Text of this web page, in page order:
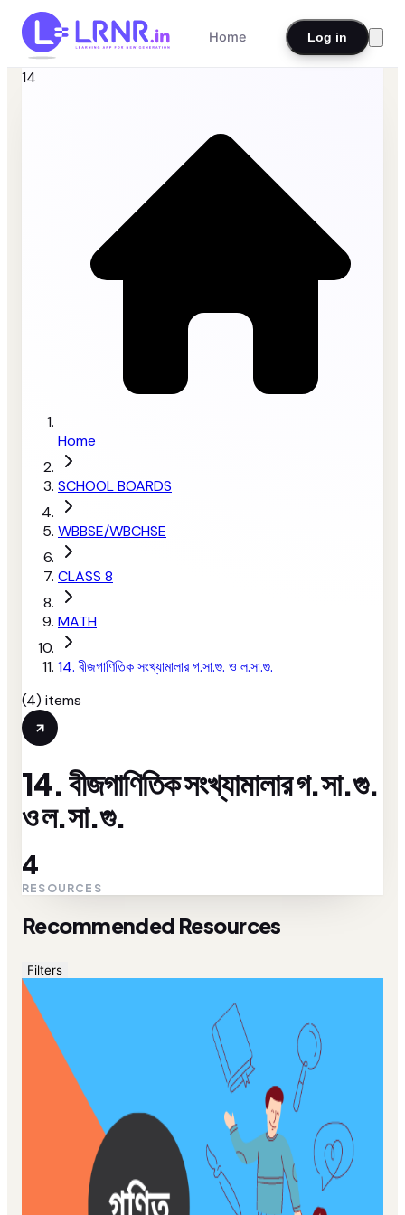
Home Log in
14
Home
SCHOOL BOARDS
WBBSE/WBCHSE
CLASS 8
MATH
14. বীজগাণিতিক সংখ্যামালার গ.সা.গু. ও ল.সা.গু.
(4) items
14. বীজগাণিতিক সংখ্যামালার গ.সা.গু.
ও ল.সা.গু.
4
RESOURCES
Recommended Resources
Filters